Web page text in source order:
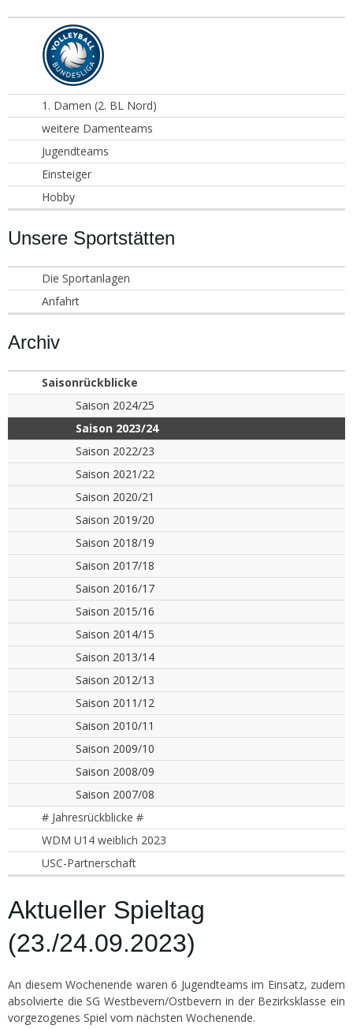
1. Damen (2. BL Nord)
weitere Damenteams
Jugendteams
Einsteiger
Hobby
Unsere Sportstätten
Die Sportanlagen
Anfahrt
Archiv
Saisonrückblicke
Saison 2024/25
Saison 2023/24
Saison 2022/23
Saison 2021/22
Saison 2020/21
Saison 2019/20
Saison 2018/19
Saison 2017/18
Saison 2016/17
Saison 2015/16
Saison 2014/15
Saison 2013/14
Saison 2012/13
Saison 2011/12
Saison 2010/11
Saison 2009/10
Saison 2008/09
Saison 2007/08
# Jahresrückblicke #
WDM U14 weiblich 2023
USC-Partnerschaft
Aktueller Spieltag
(23./24.09.2023)
An diesem Wochenende waren 6 Jugendteams im Einsatz, zudem
absolvierte die SG Westbevern/Ostbevern in der Bezirksklasse ein
vorgezogenes Spiel vom nächsten Wochenende.